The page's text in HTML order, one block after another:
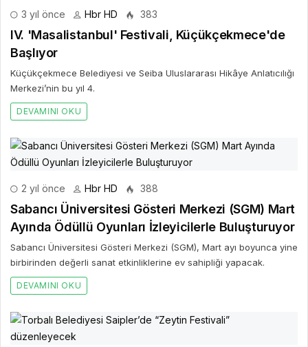
3 yıl önce Hbr HD 383
IV. 'Masalistanbul' Festivali, Küçükçekmece'de
Başlıyor
Küçükçekmece Belediyesi ve Seiba Uluslararası Hikâye Anlatıcılığı
Merkezi’nin bu yıl 4.
DEVAMINI OKU
2 yıl önce Hbr HD 388
Sabancı Üniversitesi Gösteri Merkezi (SGM) Mart
Ayında Ödüllü Oyunları İzleyicilerle Buluşturuyor
Sabancı Üniversitesi Gösteri Merkezi (SGM), Mart ayı boyunca yine
birbirinden değerli sanat etkinliklerine ev sahipliği yapacak.
DEVAMINI OKU